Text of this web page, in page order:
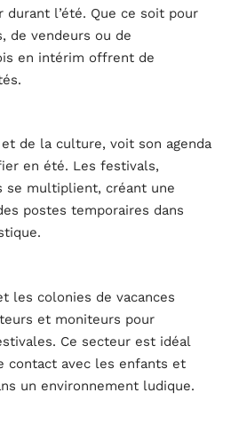
l’été. Que ce soit pour
de vendeurs ou de
en intérim offrent de
de la culture, voit son agenda
en été. Les festivals,
se multiplient, créant une
postes temporaires dans
les colonies de vacances
et moniteurs pour
Ce secteur est idéal
contact avec les enfants et
un environnement ludique.